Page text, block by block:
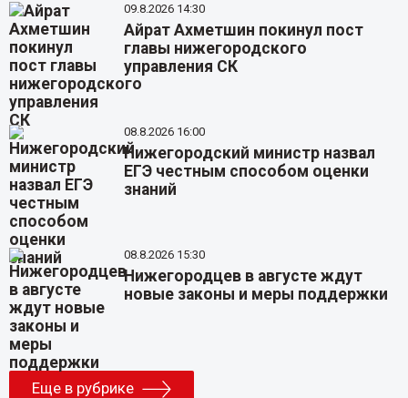
09.8.2026 14:30
Айрат Ахметшин покинул пост
главы нижегородского
управления СК
08.8.2026 16:00
Нижегородский министр назвал
ЕГЭ честным способом оценки
знаний
08.8.2026 15:30
Нижегородцев в августе ждут
новые законы и меры поддержки
Еще в рубрике